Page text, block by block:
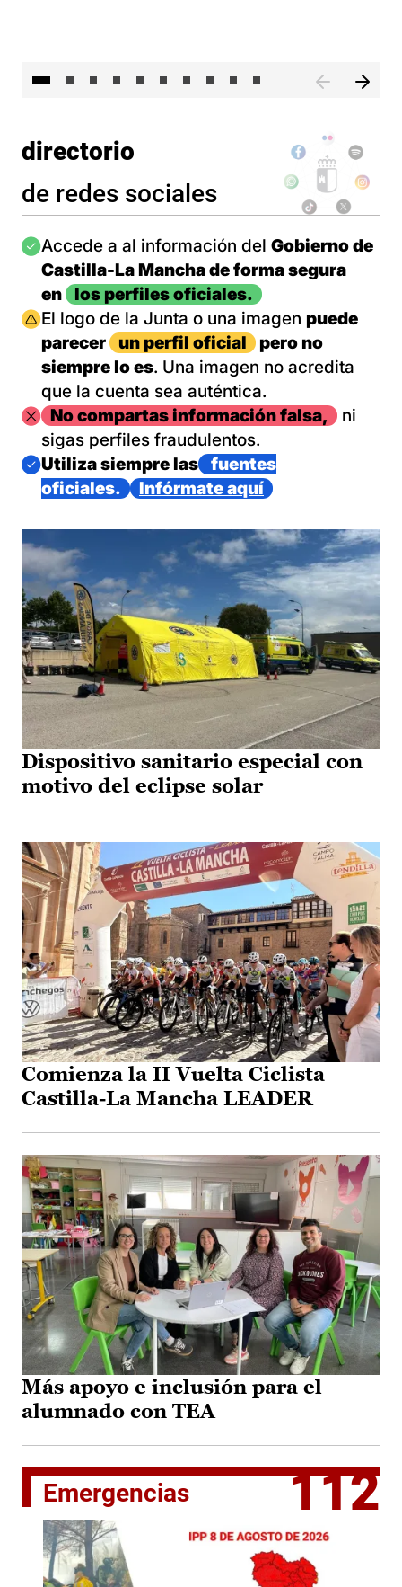
directorio
de redes sociales
Imagen
Accede a al información del Gobierno de
Castilla-La Mancha de forma segura
en
los perfiles oficiales.
Imagen
El logo de la Junta o una imagen puede
parecer
un perfil oficial
pero no
siempre lo es. Una imagen no acredita
que la cuenta sea auténtica.
ImagenNo compartas información falsa,
ni
sigas perfiles fraudulentos.
Imagen
Utiliza siempre las
fuentes
oficiales.
Infórmate aquí
Dispositivo sanitario especial con
motivo del eclipse solar
Comienza la II Vuelta Ciclista
Castilla-La Mancha LEADER
Más apoyo e inclusión para el
alumnado con TEA
Emergencias 112